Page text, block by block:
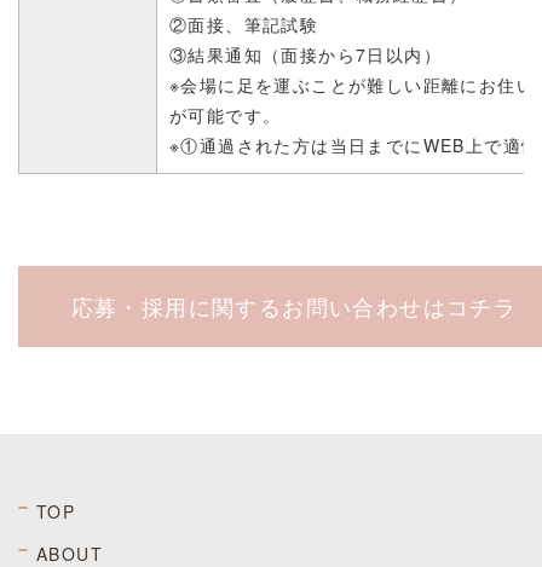
②面接、筆記試験
③結果通知（面接から7日以内）
※会場に足を運ぶことが難しい距離にお住
が可能です。
※①通過された方は当日までにWEB上で適
応募・採用に関するお問い合わせはコチラ
TOP
ABOUT